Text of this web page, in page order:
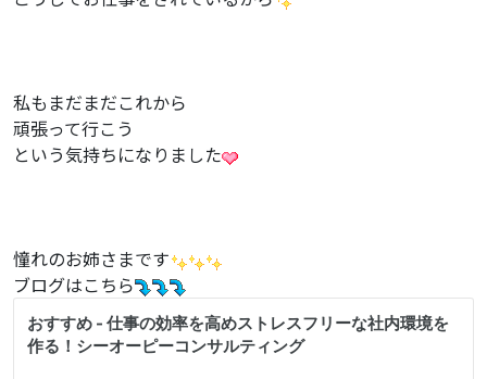
私もまだまだこれから
頑張って行こう
という気持ちになりました
憧れのお姉さまです
ブログはこちら